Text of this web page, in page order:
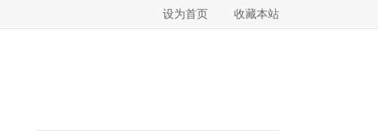
设为首页 收藏本站